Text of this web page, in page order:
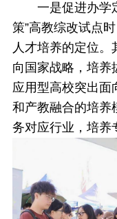
一是促进办学
策”高教综改试点
人才培养的定位。
向国家战略，培养
应用型高校突出面
和产教融合的培养
务对应行业，培养